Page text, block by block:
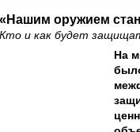
«Нашим оружием
Кто и как будет
На